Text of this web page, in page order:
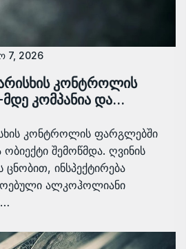
7, 2026
კონტროლის
კომპანია და…
კონტროლის ფარგლებში
შემოწმდა. ღვინის
ინსპექტირება
ალკოჰოლიანი